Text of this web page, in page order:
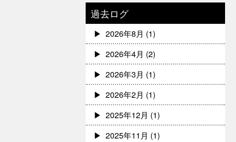
過去ログ
2026年8月 (1)
2026年4月 (2)
2026年3月 (1)
2026年2月 (1)
2025年12月 (1)
2025年11月 (1)